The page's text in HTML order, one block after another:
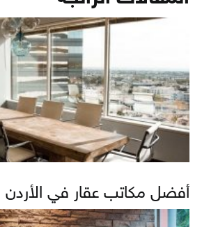
أفضل مكاتب عقار في الأردن